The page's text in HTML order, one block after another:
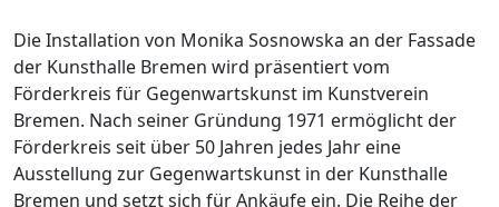
Die Installation von Monika Sosnowska an der Fassade
der Kunsthalle Bremen wird präsentiert vom
Förderkreis für Gegenwartskunst im Kunstverein
Bremen. Nach seiner Gründung 1971 ermöglicht der
Förderkreis seit über 50 Jahren jedes Jahr eine
Ausstellung zur Gegenwartskunst in der Kunsthalle
Bremen und setzt sich für Ankäufe ein. Die Reihe der